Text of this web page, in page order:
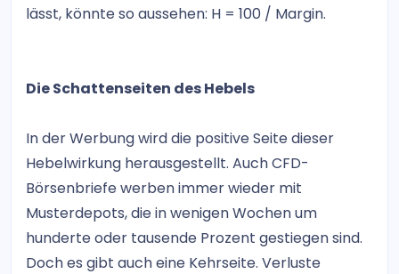
lässt, könnte so aussehen: H = 100 / Margin.
Die Schattenseiten des Hebels
In der Werbung wird die positive Seite dieser
Hebelwirkung herausgestellt. Auch CFD-
Börsenbriefe werben immer wieder mit
Musterdepots, die in wenigen Wochen um
hunderte oder tausende Prozent gestiegen sind.
Doch es gibt auch eine Kehrseite. Verluste